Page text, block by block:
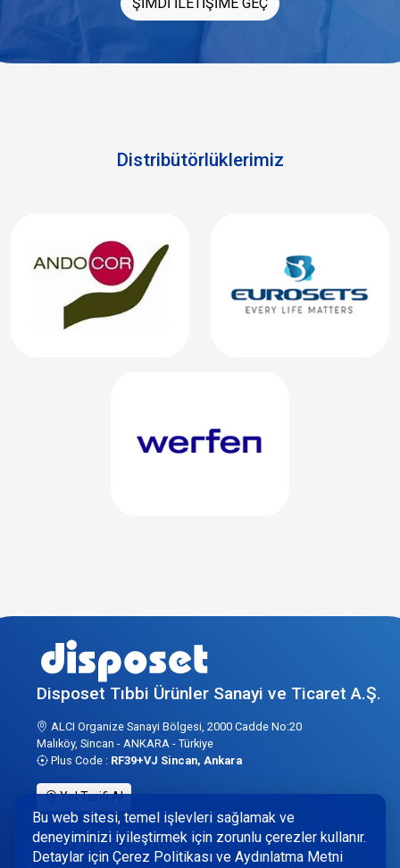
Distribütörlüklerimiz
Bu web sitesi, temel işlevleri sağlamak ve
deneyiminizi iyileştirmek için zorunlu çerezler kullanır.
Detaylar için Çerez Politikası ve Aydınlatma Metni
Disposet Tıbbi Ürünler Sanayi ve Ticaret A.Ş.
ALCI Organize Sanayi Bölgesi, 2000 Cadde No:20
Malıköy, Sincan - ANKARA - Türkiye
Plus Code : RF39+VJ Sincan, Ankara
Yol Tarifi Al
+90 312 256 2606